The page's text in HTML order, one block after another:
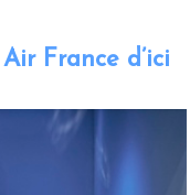
France d’ici